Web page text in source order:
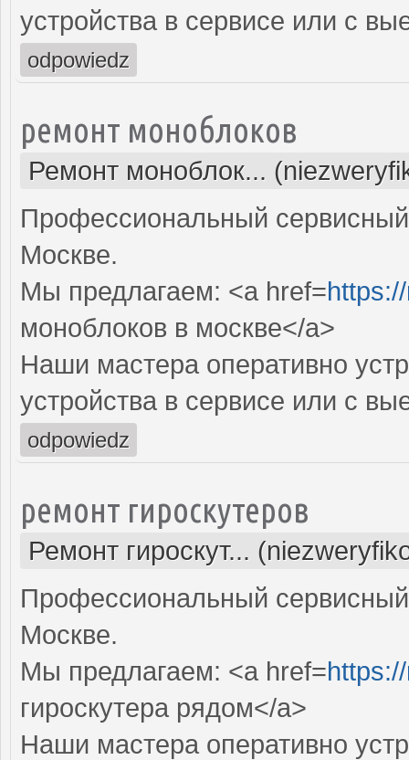
устройства в сервисе или с
odpowiedz
ремонт моноблоков
Ремонт моноблок...
Профессиональный
Москве.
Мы предлагаем: <a href=
моноблоков в москве</a>
Наши мастера оперативно
устройства в сервисе или с
odpowiedz
ремонт гироскутеров
Ремонт гироскут...
Профессиональный сервисный
Москве.
Мы предлагаем: <a href=
гироскутера рядом</a>
Наши мастера оперативно